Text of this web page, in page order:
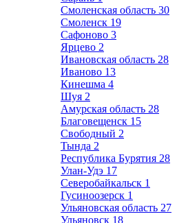
Смоленская область 30
Смоленск 19
Сафоново 3
Ярцево 2
Ивановская область 28
Иваново 13
Кинешма 4
Шуя 2
Амурская область 28
Благовещенск 15
Свободный 2
Тында 2
Республика Бурятия 28
Улан-Удэ 17
Северобайкальск 1
Гусиноозерск 1
Ульяновская область 27
Ульяновск 18